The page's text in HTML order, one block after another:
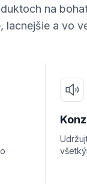
na
lacnejšie a vo